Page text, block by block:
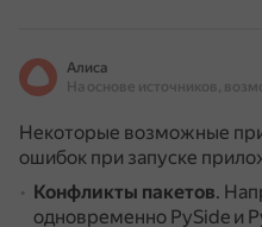
Алиса
Некоторые возможные
ошибок при запуске
Конфликты пакетов.
одновременно PySide и